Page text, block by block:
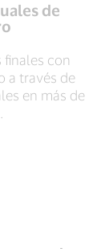
de
finales con
a través de
en más de